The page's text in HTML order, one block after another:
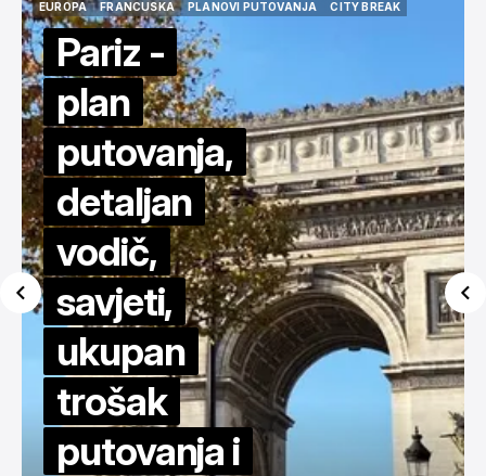
EUROPA
EUROPA
FRANCUSKA
FRANCUSKA
PLANOVI PUTOVANJA
PLANOVI PUTOVANJA
CITY BREAK
Pariz -
plan
putovanja,
detaljan
vodič,
savjeti,
ukupan
trošak
putovanja i